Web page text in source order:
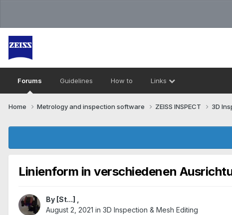
Forums Guidelines How to Links
Home Metrology and inspection software ZEISS INSPECT 3D
Linienform in verschiedenen
By [St...]
August 2, 2021 in 3D Inspection & Mesh Editing​